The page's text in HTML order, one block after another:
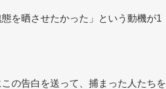
を晒させたかった」という動機が1
の告白を送って、捕まった人たちを